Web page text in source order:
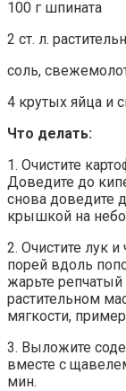
100 г шпината
2 ст. л.
соль,
4 крутых яйца и
Что делать:
1. Очистите
Доведите до
снова доведите
крышкой на
2. Очистите лук
порей вдоль
жарьте
растительном
мягкости,
3. Выложите
вместе с
мин.